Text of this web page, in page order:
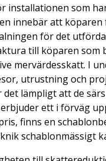
installationen som
innebär att
för det
till köparen som
mervärdesskatt. I
utrustning och
lämpligt att de
ett i förväg
finns en
schablonmässigt